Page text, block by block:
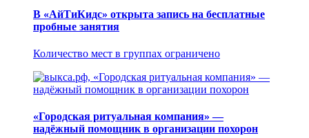
В «АйТиКидс» открыта запись на бесплатные
пробные занятия
Количество мест в группах ограничено
«Городская ритуальная компания» —
надёжный помощник в организации похорон